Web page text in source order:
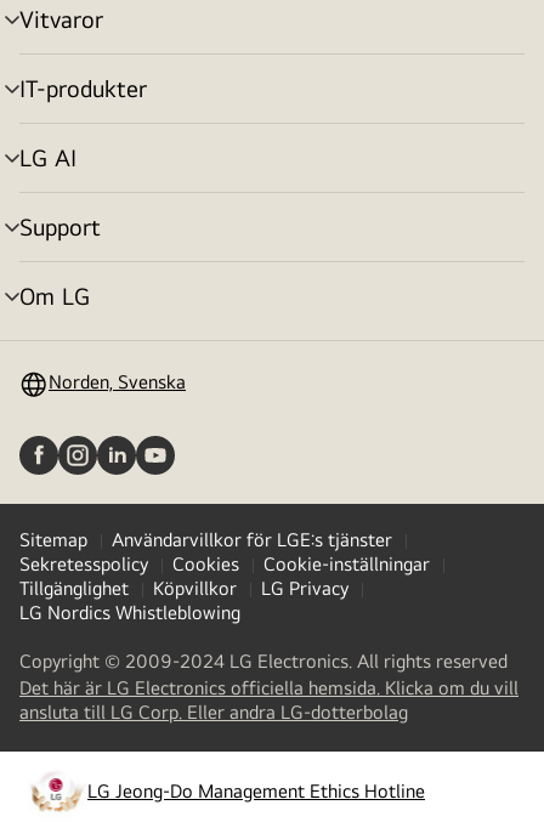
Vitvaror
menyväxling
IT-produkter
menyväxling
LG AI
menyväxling
Support
menyväxling
Om LG
menyväxling
Norden, Svenska
Sitemap
Användarvillkor för LGE:s tjänster
Sekretesspolicy
Cookies
Cookie-inställningar
Tillgänglighet
Köpvillkor
LG Privacy
LG Nordics Whistleblowing
Copyright © 2009-2024 LG Electronics. All rights reserved
Det här är LG Electronics officiella hemsida. Klicka om du vill
ansluta till LG Corp. Eller andra LG-dotterbolag(
a
new
tab
LG Jeong-Do Management Ethics Hotline
opens